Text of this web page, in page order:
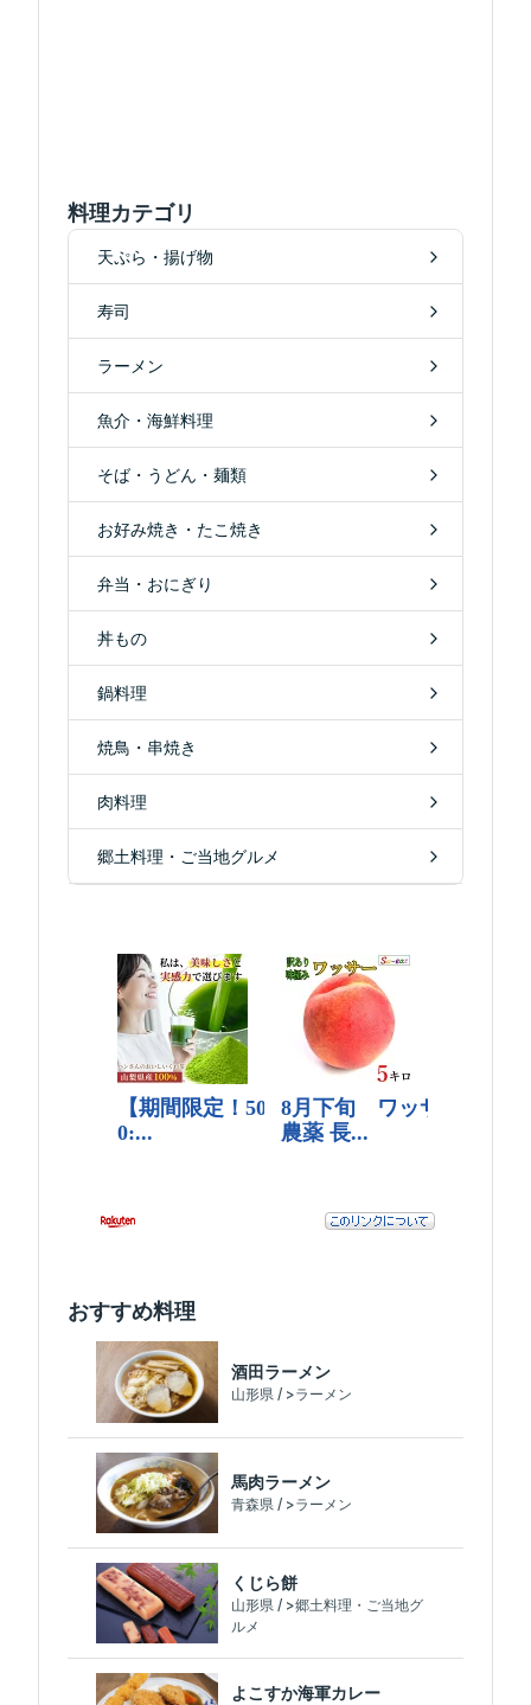
料理カテゴリ
天ぷら・揚げ物
寿司
ラーメン
魚介・海鮮料理
そば・うどん・麺類
お好み焼き・たこ焼き
弁当・おにぎり
丼もの
鍋料理
焼鳥・串焼き
肉料理
郷土料理・ご当地グルメ
おすすめ料理
酒田ラーメン
山形県 / >ラーメン
馬肉ラーメン
青森県 / >ラーメン
くじら餅
山形県 / >郷土料理・ご当地グ
ルメ
よこすか海軍カレー